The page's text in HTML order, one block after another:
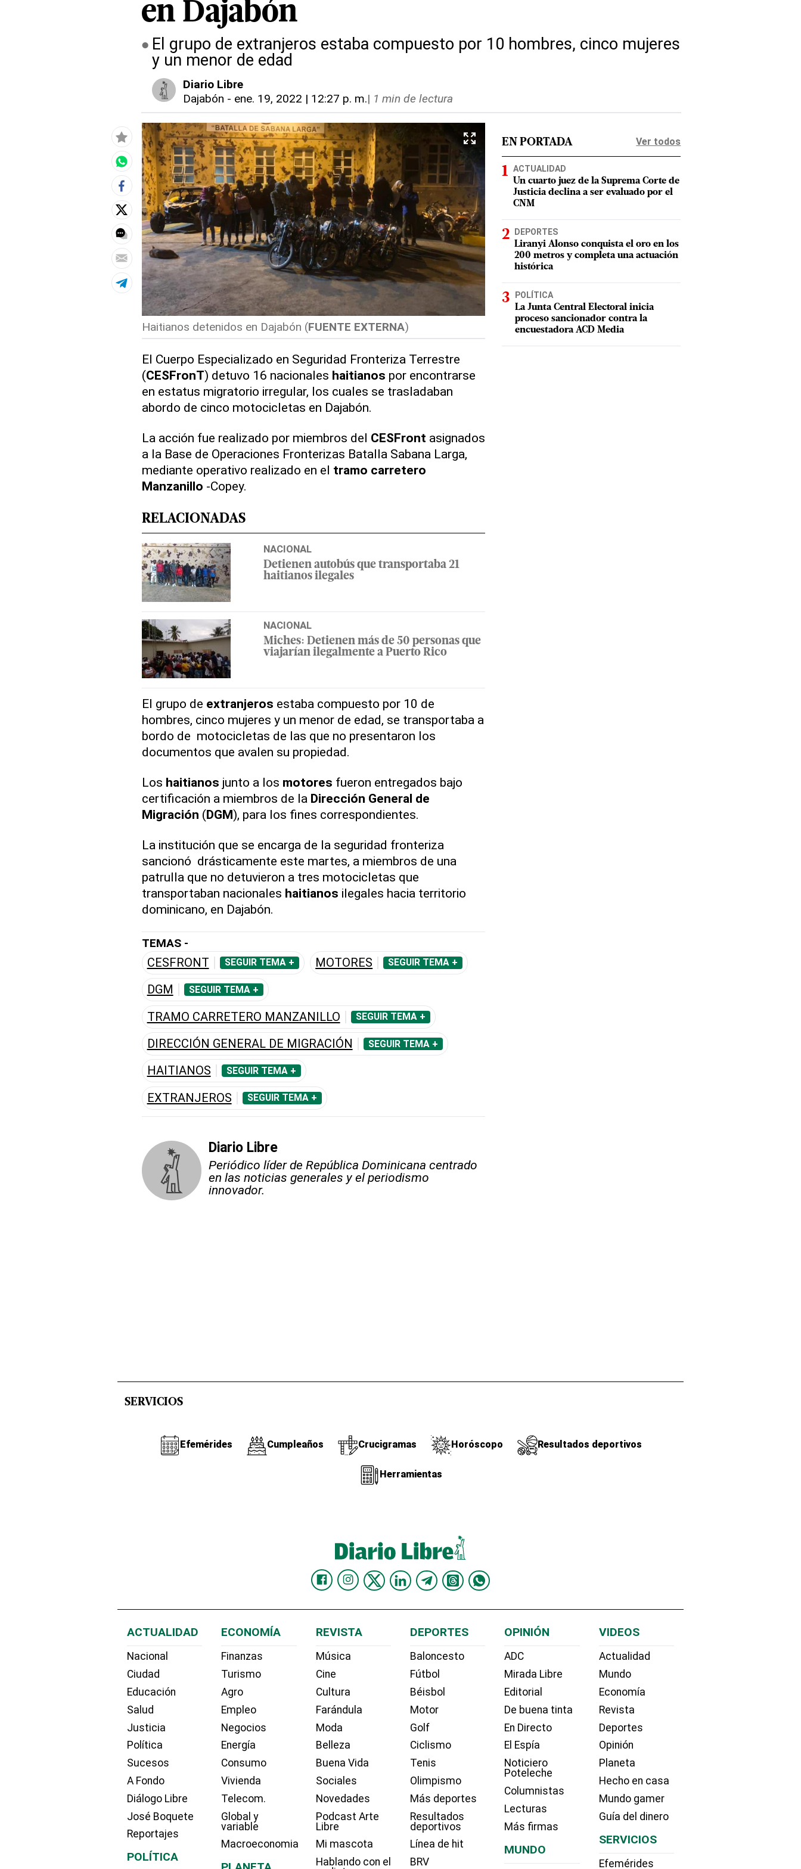
en Dajabón
El grupo de extranjeros estaba compuesto por 10 hombres, cinco mujeres
y un menor de edad
Diario Libre
Dajabón - ene. 19, 2022 | 12:27 p. m.| 1 min de lectura
Haitianos detenidos en Dajabón (FUENTE EXTERNA)
El Cuerpo Especializado en Seguridad Fronteriza Terrestre
(CESFronT) detuvo 16 nacionales haitianos por encontrarse
en estatus migratorio irregular, los cuales se trasladaban
abordo de cinco motocicletas en Dajabón.
La acción fue realizado por miembros del CESFront asignados
a la Base de Operaciones Fronterizas Batalla Sabana Larga,
mediante operativo realizado en el tramo carretero
Manzanillo -Copey.
RELACIONADAS
NACIONAL
Detienen autobús que transportaba 21
haitianos ilegales
NACIONAL
Miches: Detienen más de 50 personas que
viajarían ilegalmente a Puerto Rico
El grupo de extranjeros estaba compuesto por 10 de
hombres, cinco mujeres y un menor de edad, se transportaba a
bordo de motocicletas de las que no presentaron los
documentos que avalen su propiedad.
Los haitianos junto a los motores fueron entregados bajo
certificación a miembros de la Dirección General de
Migración (DGM), para los fines correspondientes.
La institución que se encarga de la seguridad fronteriza
sancionó drásticamente este martes, a miembros de una
patrulla que no detuvieron a tres motocicletas que
transportaban nacionales haitianos ilegales hacia territorio
dominicano, en Dajabón.
TEMAS -
CESFRONT SEGUIR TEMA + MOTORES SEGUIR TEMA +
DGM SEGUIR TEMA +
TRAMO CARRETERO MANZANILLO SEGUIR TEMA +
DIRECCIÓN GENERAL DE MIGRACIÓN SEGUIR TEMA +
HAITIANOS SEGUIR TEMA +
EXTRANJEROS SEGUIR TEMA +
Diario Libre
Periódico líder de República Dominicana centrado
en las noticias generales y el periodismo
innovador.
EN PORTADA Ver todos
ACTUALIDAD
Un cuarto juez de la Suprema Corte de
Justicia declina a ser evaluado por el
CNM
DEPORTES
Liranyi Alonso conquista el oro en los
200 metros y completa una actuación
histórica
POLÍTICA
La Junta Central Electoral inicia
proceso sancionador contra la
encuestadora ACD Media
SERVICIOS
Efemérides Cumpleaños Crucigramas Horóscopo Resultados deportivos
Herramientas
ACTUALIDAD
Nacional
Ciudad
Educación
Salud
Justicia
Política
Sucesos
A Fondo
Diálogo Libre
José Boquete
Reportajes
POLÍTICA
ECONOMÍA
Finanzas
Turismo
Agro
Empleo
Negocios
Energía
Consumo
Vivienda
Telecom.
Global y
variable
Macroeconomia
REVISTA
Música
Cine
Cultura
Farándula
Moda
Belleza
Buena Vida
Sociales
Novedades
Podcast Arte
Libre
Mi mascota
Hablando con el
DEPORTES
Baloncesto
Fútbol
Béisbol
Motor
Golf
Ciclismo
Tenis
Olimpismo
Más deportes
Resultados
deportivos
Línea de hit
BRV
OPINIÓN
ADC
Mirada Libre
Editorial
De buena tinta
En Directo
El Espía
Noticiero
Poteleche
Columnistas
Lecturas
Más firmas
MUNDO
VIDEOS
Actualidad
Mundo
Economía
Revista
Deportes
Opinión
Planeta
Hecho en casa
Mundo gamer
Guía del dinero
SERVICIOS
Efemérides